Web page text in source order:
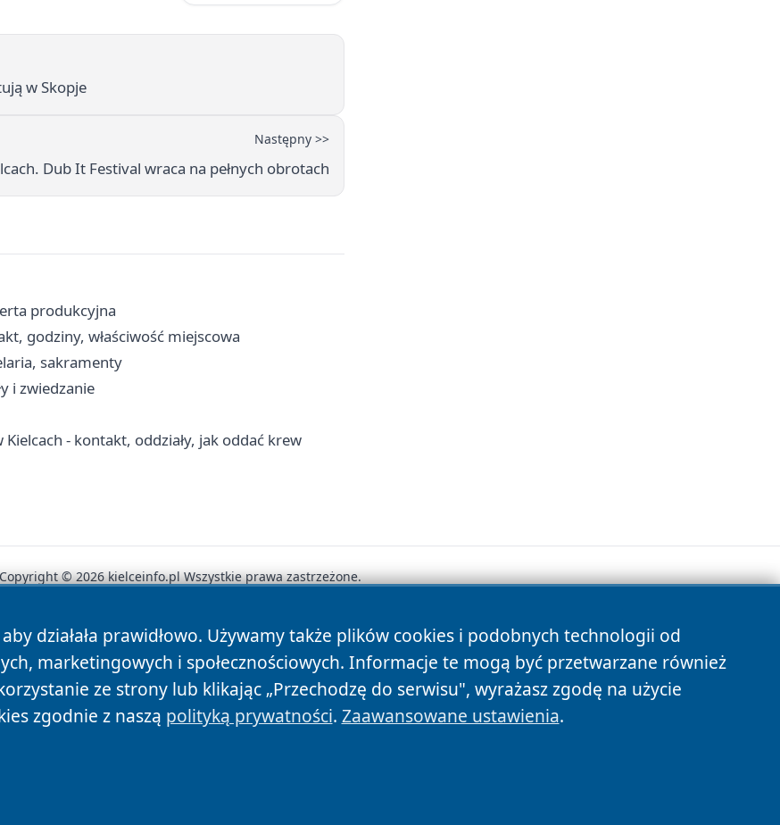
w Skopje
Następny >>
Dub It Festival wraca na pełnych obrotach
produkcyjna
godziny, właściwość miejscowa
sakramenty
i zwiedzanie
- kontakt, oddziały, jak oddać krew
działała prawidłowo. Używamy także plików cookies i podobnych technologii od
marketingowych i społecznościowych. Informacje te mogą być przetwarzane również
ze strony lub klikając „Przechodzę do serwisu", wyrażasz zgodę na użycie
zgodnie z naszą polityką prywatności. Zaawansowane ustawienia.
Copyright © 2026 kielceinfo.pl Wszystkie prawa zastrzeżone.
Autorzy Polityka Prywatności Polityka Cookies